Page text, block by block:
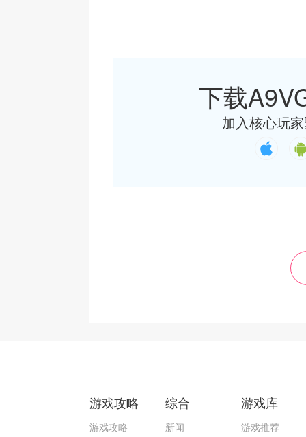
下载
加入核心玩
游戏攻略
游戏攻略
综合
新闻
游戏库
游戏推荐